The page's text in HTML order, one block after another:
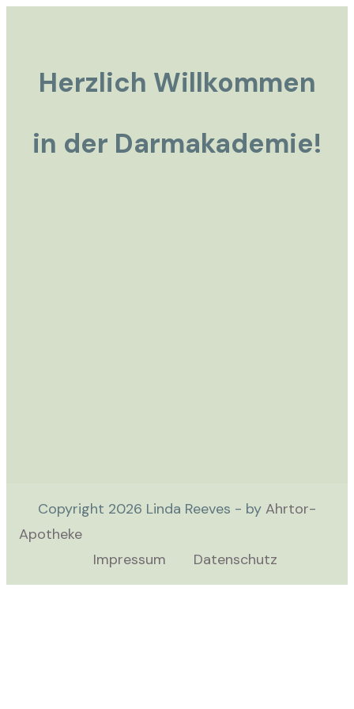
Herzlich Willkommen
in der Darmakademie!
Copyright 2026 Linda Reeves - by Ahrtor-
Apotheke
Impressum
Datenschutz